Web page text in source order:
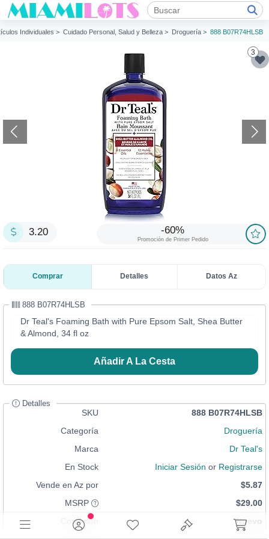
Individuales > Cuidado Personal, Salud y Belleza > Droguería > 888 B07R74HLSB
3
3.20 -60%
Promoción de Primer Pedido
Comprar Detalles Datos Az
888 B07R74HLSB
Dr Teal's Foaming Bath with Pure Epsom Salt, Shea Butter
& Almond, 34 fl oz
Añadir A La Cesta
Detalles
SKU
888 B07R74HLSB
Categoría
Droguería
Marca
Dr Teal's
En Stock
Iniciar Sesión or Registrarse
Vende en Az por
$5.87
MSRP
$29.00
Condición
Nuevo